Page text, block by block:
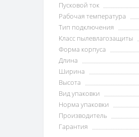
Пусковой ток
Рабочая температура
Тип подключения
Класс пылевлагозащиты
Форма корпуса
Длина
Ширина
Высота
Вид упаковки
Норма упаковки
Производитель
Гарантия